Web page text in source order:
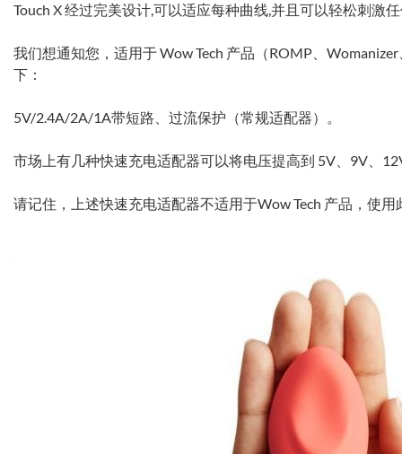
Touch X 经过完美设计,可以适应每种曲线,并且可以轻松刺激
我们想通知您，适用于 Wow Tech 产品（ROMP、
下：
5V/2.4A/2A/1A带短路、过流保护（常规适配器）。
市场上有几种快速充电适配器可以将电压提高到 5V、9V、
请记住，上述快速充电适配器不适用于Wow Tech 产品，使